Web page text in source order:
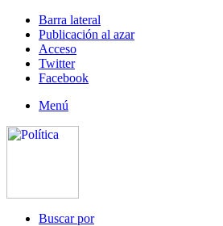
Barra lateral
Publicación al azar
Acceso
Twitter
Facebook
Menú
Buscar por